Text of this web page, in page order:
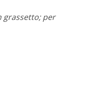
grassetto; per